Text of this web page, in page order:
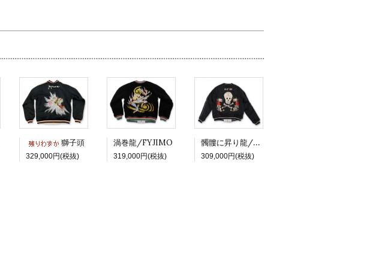
獅子頭
329,000円(税抜)
渦巻龍/FYJIMO
319,000円(税抜)
髑髏に昇り龍/Kathy
309,000円(税抜)